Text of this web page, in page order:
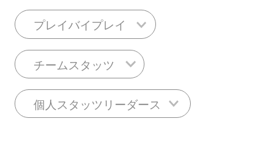
プレイバイプレイ
チームスタッツ
個人スタッツリーダース